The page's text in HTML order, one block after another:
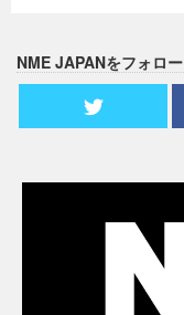
NME JAPANをフォロー